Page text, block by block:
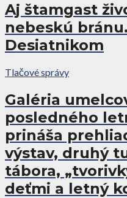
Aj štamgast
nebeskú
Desiatnikom
Tlačové správy
Galéria
posledného
prináša
výstav, druhý
tábora,
deťmi a letný